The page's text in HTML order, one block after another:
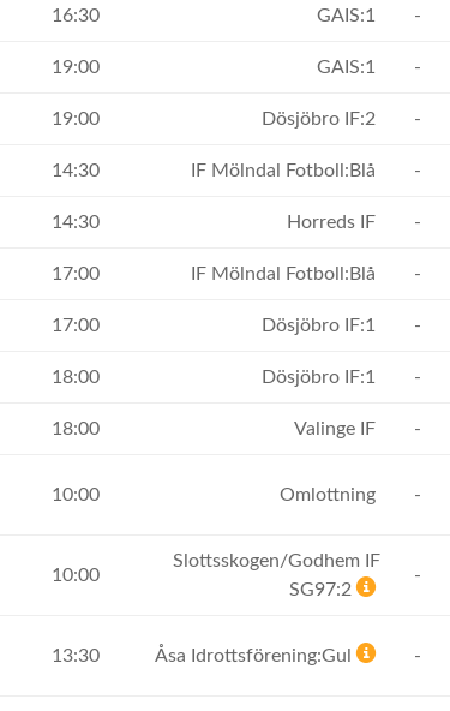
16:30 GAIS:1 -
19:00 GAIS:1 -
19:00 Dösjöbro IF:2 -
14:30 IF Mölndal Fotboll:Blå -
14:30 Horreds IF -
17:00 IF Mölndal Fotboll:Blå -
17:00 Dösjöbro IF:1 -
18:00 Dösjöbro IF:1 -
18:00 Valinge IF -
10:00 Omlottning -
10:00
Slottsskogen/Godhem IF
SG97:2
-
13:30 Åsa Idrottsförening:Gul -